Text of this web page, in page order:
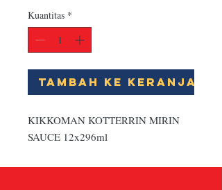
Kuantitas *
Tambah ke Keranjang
KIKKOMAN KOTTERRIN MIRIN
SAUCE 12x296ml